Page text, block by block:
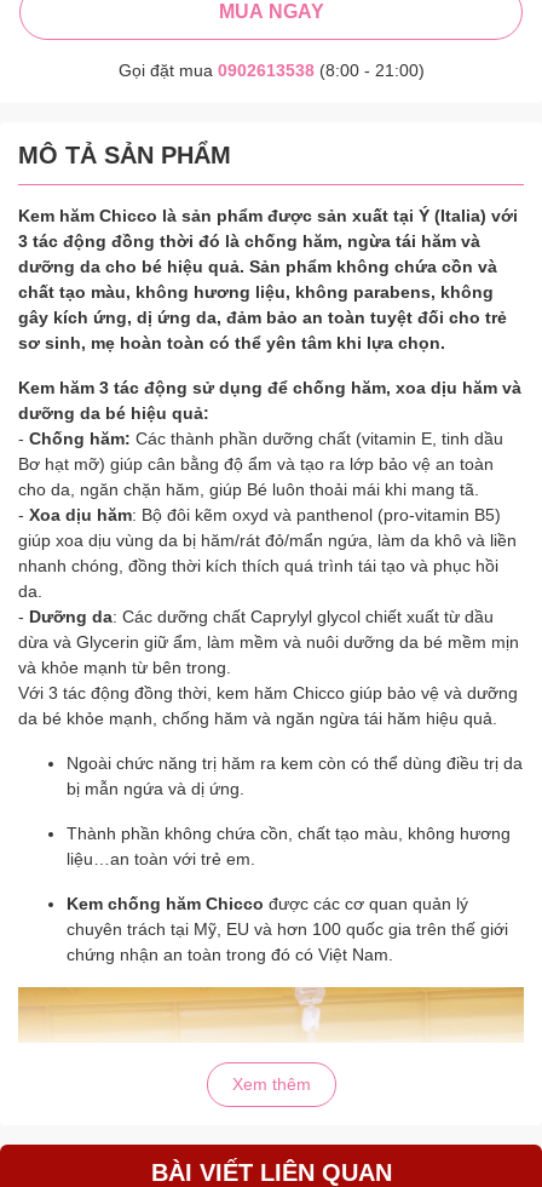
MUA NGAY
Gọi đặt mua 0902613538(8:00 - 21:00)
MÔ TẢ SẢN PHẨM
Kem hăm Chicco là sản phẩm được sản xuất tại Ý (Italia) với
3 tác động đồng thời đó là chống hăm, ngừa tái hăm và
dưỡng da cho bé hiệu quả. Sản phẩm không chứa cồn và
chất tạo màu, không hương liệu, không parabens, không
gây kích ứng, dị ứng da, đảm bảo an toàn tuyệt đối cho trẻ
sơ sinh, mẹ hoàn toàn có thể yên tâm khi lựa chọn.
Kem hăm 3 tác động sử dụng để chống hăm, xoa dịu hăm và
dưỡng da bé hiệu quả:
- Chống hăm: Các thành phần dưỡng chất (vitamin E, tinh dầu
Bơ hạt mỡ) giúp cân bằng độ ẩm và tạo ra lớp bảo vệ an toàn
cho da, ngăn chặn hăm, giúp Bé luôn thoải mái khi mang tã.
- Xoa dịu hăm: Bộ đôi kẽm oxyd và panthenol (pro-vitamin B5)
giúp xoa dịu vùng da bị hăm/rát đỏ/mẩn ngứa, làm da khô và liền
nhanh chóng, đồng thời kích thích quá trình tái tạo và phục hồi
da.
- Dưỡng da: Các dưỡng chất Caprylyl glycol chiết xuất từ dầu
dừa và Glycerin giữ ẩm, làm mềm và nuôi dưỡng da bé mềm mịn
và khỏe mạnh từ bên trong.
Với 3 tác động đồng thời, kem hăm Chicco giúp bảo vệ và dưỡng
da bé khỏe mạnh, chống hăm và ngăn ngừa tái hăm hiệu quả.
Ngoài chức năng trị hăm ra kem còn có thể dùng điều trị da
bị mẫn ngứa và dị ứng.
Thành phần không chứa cồn, chất tạo màu, không hương
liệu…an toàn với trẻ em.
Kem chống hăm Chicco được các cơ quan quản lý
chuyên trách tại Mỹ, EU và hơn 100 quốc gia trên thế giới
chứng nhận an toàn trong đó có Việt Nam.
Xem thêm
BÀI VIẾT LIÊN QUAN